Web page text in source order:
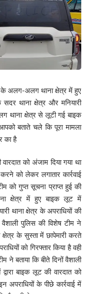
के अलग-अलग थाना क्षेत्र में हुए
थाना क्षेत्र और मनियारी
थाना क्षेत्र से लूटी गई बाइक
बताते चले कि पूरा मामला
का है
वारदात को अंजाम दिया गया था
को लेकर लगातार कार्रवाई
को गुप्त सूचना प्राप्त हुई की
क्षेत्र में हुए बाइक लूट में
थाना क्षेत्र के अपराधियों की
पुलिस की विशेष टीम ने
क्षेत्र के सुस्ता में छापेमारी करते
को गिरफ्तार किया है वही
ने बताया कि बीते दिनों वैशाली
बाइक लूट की वारदात को
अपराधियों के पीछे कार्रवाई में